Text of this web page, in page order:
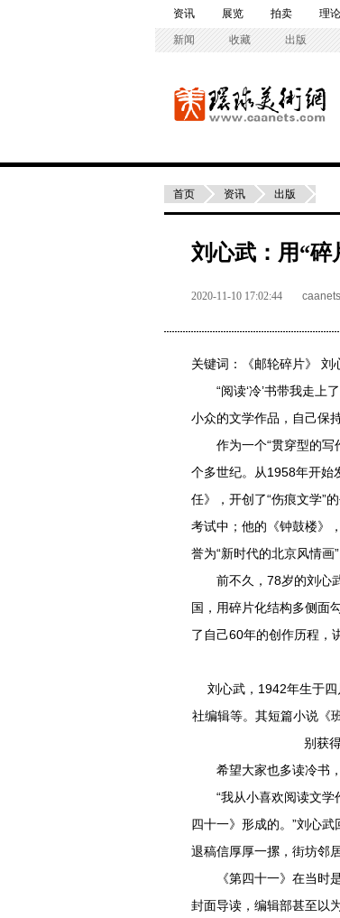
资讯 展览 拍卖 理论
新闻 收藏 出版
首页 资讯 出版
刘心武：用“碎
2020-11-10 17:02:44
关键词： 《邮轮碎片》
刘
“阅读‘冷’书带我走上
小众的文学作品，自己保
作为一个“贯穿型的写
个多世纪。从1958年开始
任》，开创了“伤痕文学”
考试中；他的《钟鼓楼》
誉为“新时代的北京风情画”
前不久，78岁的刘心
国，用碎片化结构多侧面
了自己60年的创作历程，
刘心武，1942年生于四
社编辑等。其短篇小说《
别获
希望大家也多读冷书
“我从小喜欢阅读文
四十一》形成的。”刘心
退稿信厚厚一摞，街坊邻
《第四十一》在当
封面导读，编辑部甚至以